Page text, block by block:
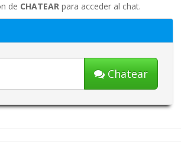
de CHATEAR para acceder al chat.
Chatear